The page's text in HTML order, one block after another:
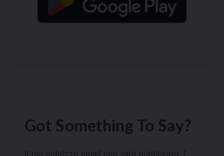
Got Something To Say?
Il tuo indirizzo email non sarà pubblicato.